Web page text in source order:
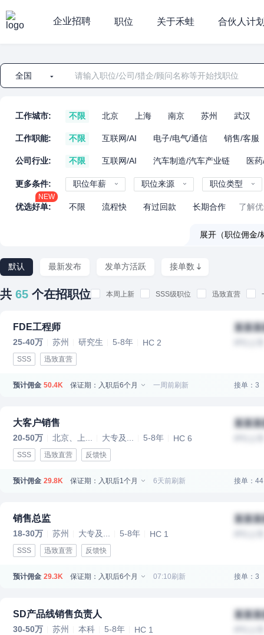
企业招聘 职位 关于禾蛙 合伙人计
全国
工作城市: 不限 北京 上海 南京 苏州 武汉
工作职能: 不限 互联网/AI 电子/电气/通信 销售/客服
公司行业: 不限 互联网/AI 汽车制造/汽车产业链 医
更多条件: 职位年薪 职位来源 职位类型
优选好单:
NEW
不限 流程快 有过回款 长期合作 了解
展开（职位佣
默认 最新发布 发单方活跃 接单数
共 65 个在招职位 本周上新 SSS级职位 迅致直营
FDE工程师
25-40万 苏州 研究生 5-8年 HC 2
SSS 迅致直营
某某
预计佣金 50.4K 保证期：入职后6个月 一周前刷新 接单：3
大客户销售
20-50万 北京、上... 大专及... 5-8年 HC 6
SSS 迅致直营 反馈快
某某
预计佣金 29.8K 保证期：入职后1个月 6天前刷新 接单：44
销售总监
18-30万 苏州 大专及... 5-8年 HC 1
SSS 迅致直营 反馈快
某某
预计佣金 29.3K 保证期：入职后6个月 07:10刷新 接单：3
SD产品线销售负责人
30-50万 苏州 本科 5-8年 HC 1
某某